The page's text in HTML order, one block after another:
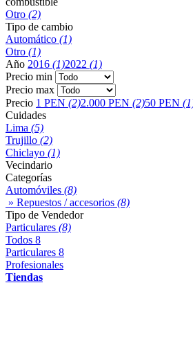
Otro (2)
Tipo de cambio
Automático (1)
Otro (1)
Año 2016 (1)2022 (1)
Precio min
Precio max
Precio 1 PEN (2)2.000 PEN (2)50 PEN
Cuidades
Lima (5)
Trujillo (2)
Chiclayo (1)
Vecindario
Categorías
Automóviles (8)
» Repuestos / accesorios (8)
Tipo de Vendedor
Particulares (8)
Todos 8
Particulares 8
Profesionales
Tiendas